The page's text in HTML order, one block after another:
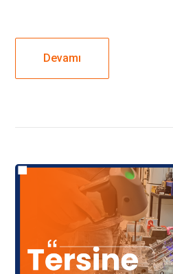
Devamı